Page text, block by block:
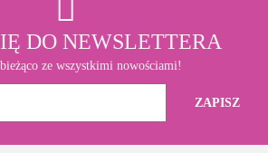
DO NEWSLETTERA
ze wszystkimi nowościami!